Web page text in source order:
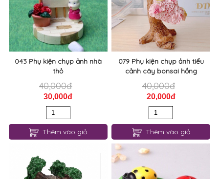
043 Phụ kiện chụp ảnh nhà
thỏ
40,000đ
30,000đ
Thêm vào giỏ
079 Phụ kiện chụp ảnh tiểu
cảnh cây bonsai hồng
40,000đ
20,000đ
Thêm vào giỏ